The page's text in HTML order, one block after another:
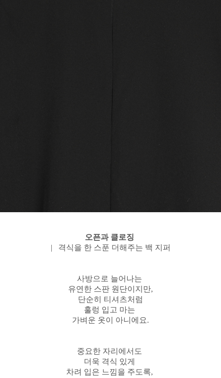
오픈과 클로징
| 격식을 한 스푼 더해주는 백 지퍼
사방으로 늘어나는
유연한 스판 원단이지만,
단순히 티셔츠처럼
훌렁 입고 마는
가벼운 옷이 아니에요.
중요한 자리에서도
더욱 격식 있게
차려 입은 느낌을 주도록,